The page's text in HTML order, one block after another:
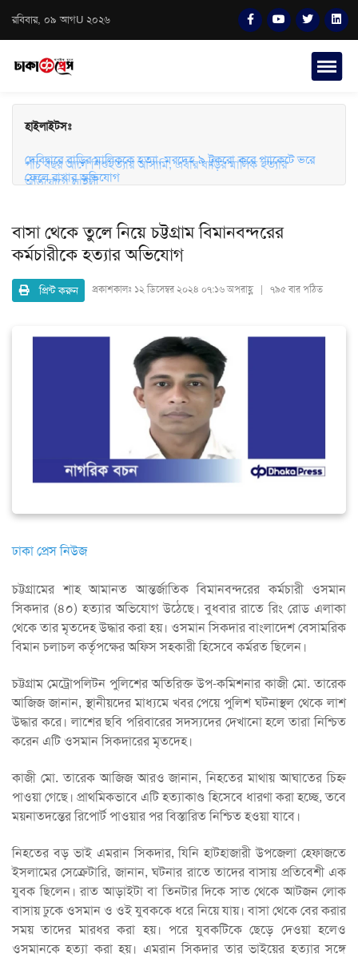
রবিবার, ০৯ আগU ২০২৬
হাইলাইটসঃ
পাঁচ বছর আগে শিশুহত্যার আসামি, এবার বাড়ির মালিক হত্যার
ফেলে রাখার অভিযোগ
বাসা থেকে তুলে নিয়ে চট্টগ্রাম বিমানবন্দরের
কর্মচারীকে হত্যার অভিযোগ
প্রিন্ট করুন প্রকাশকালঃ ১২ ডিসেম্বর ২০২৪ ০৭:১৬ অপরাহ্ণ | ৭৯৫ বার পঠিত
ঢাকা প্রেস নিউজ
চট্টগ্রামের শাহ আমানত আন্তর্জাতিক বিমানবন্দরের কর্মচারী ওসমান
সিকদার (৪০) হত্যার অভিযোগ উঠেছে। বুধবার রাতে রিং রোড এলাকা
থেকে তার মৃতদেহ উদ্ধার করা হয়। ওসমান সিকদার বাংলাদেশ বেসামরিক
বিমান চলাচল কর্তৃপক্ষের অফিস সহকারী হিসেবে কর্মরত ছিলেন।
চট্টগ্রাম মেট্রোপলিটন পুলিশের অতিরিক্ত উপ-কমিশনার কাজী মো. তারেক
আজিজ জানান, স্থানীয়দের মাধ্যমে খবর পেয়ে পুলিশ ঘটনাস্থল থেকে লাশ
উদ্ধার করে। লাশের ছবি পরিবারের সদস্যদের দেখানো হলে তারা নিশ্চিত
করেন এটি ওসমান সিকদারের মৃতদেহ।
কাজী মো. তারেক আজিজ আরও জানান, নিহতের মাথায় আঘাতের চিহ্ন
পাওয়া গেছে। প্রাথমিকভাবে এটি হত্যাকাণ্ড হিসেবে ধারণা করা হচ্ছে, তবে
ময়নাতদন্তের রিপোর্ট পাওয়ার পর বিস্তারিত নিশ্চিত হওয়া যাবে।
নিহতের বড় ভাই এমরান সিকদার, যিনি হাটহাজারী উপজেলা হেফাজতে
ইসলামের সেক্রেটারি, জানান, ঘটনার রাতে তাদের বাসায় প্রতিবেশী এক
যুবক ছিলেন। রাত আড়াইটা বা তিনটার দিকে সাত থেকে আটজন লোক
বাসায় ঢুকে ওসমান ও ওই যুবককে ধরে নিয়ে যায়। বাসা থেকে বের করার
সময় তাদের মারধর করা হয়। পরে যুবকটিকে ছেড়ে দেওয়া হলেও
ওসমানকে হত্যা করা হয়। এমরান সিকদার তার ভাইয়ের হত্যার সঙ্গে